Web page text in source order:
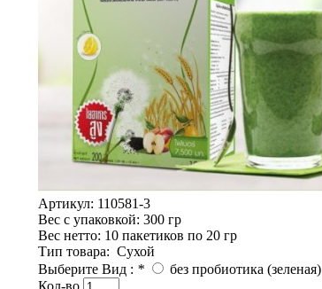
Артикул: 110581-3
Вес с упаковкой: 300 гр
Вес нетто: 10 пакетиков по 20 гр
Тип товара: Сухой
Выберите Вид : * без пробиотика (зеленая)
Кол-во